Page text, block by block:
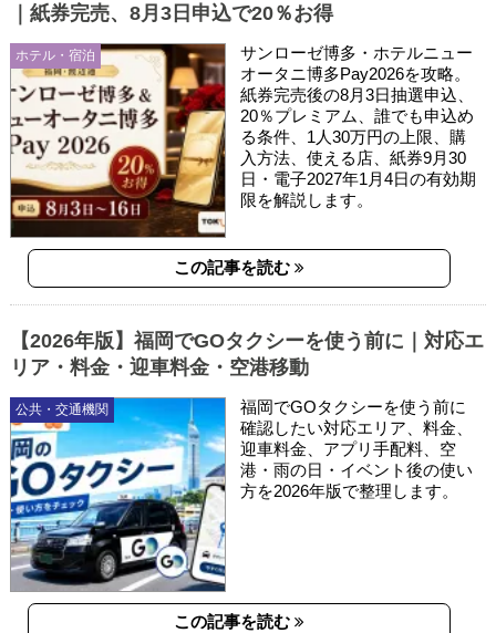
ホテル・宿泊
｜紙券完売、8月3日申込で20％お得
サンローゼ博多・ホテルニュー
オータニ博多Pay2026を攻略。
紙券完売後の8月3日抽選申込、
20％プレミアム、誰でも申込め
る条件、1人30万円の上限、購
入方法、使える店、紙券9月30
日・電子2027年1月4日の有効期
限を解説します。
この記事を読む
公共・交通機関
【2026年版】福岡でGOタクシーを使う前に｜対応エ
リア・料金・迎車料金・空港移動
福岡でGOタクシーを使う前に
確認したい対応エリア、料金、
迎車料金、アプリ手配料、空
港・雨の日・イベント後の使い
方を2026年版で整理します。
この記事を読む